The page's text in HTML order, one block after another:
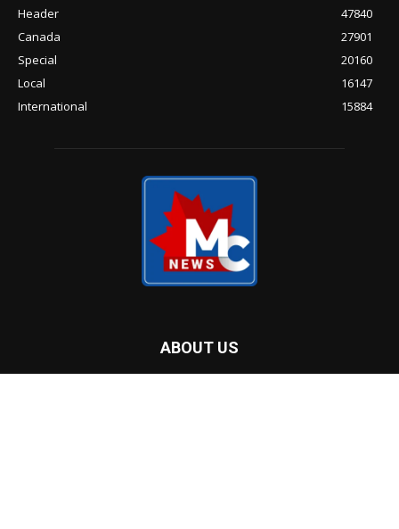
POPULAR POSTS
ആർട്ടിക് സമുദ്രത്തിൽ വീണ്ടും ചൈനീസ്
മാനിറ്റോബയിൽ അനുമതി നഷ്ടപ്പെട്ടു,
ആൽബർട്ടയിൽ വീണ്ടും പ്രവർത്തനം;
ട്രക്കിങ് കമ്പനിക്കെതിരെ നടപടി